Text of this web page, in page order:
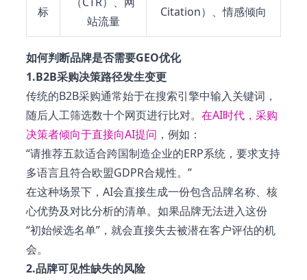
标
站流量
Citation）、情感倾向
如何判断品牌是否需要GEO优化
1.B2B采购决策路径发生变更
传统的B2B采购通常始于在搜索引擎中输入关键词，
随后人工筛选数十个网页进行比对。 在AI时代，采购
决策者倾向于直接向AI提问 ，例如：
“请推荐五款适合跨国制造企业的ERP系统，要求支持
多语言且符合欧盟GDPR合规性。”
在这种场景下，AI会直接生成一份包含品牌名称、核
心优势及对比分析的清单。如果品牌无法进入这份
“初始候选名单”，就会直接失去被潜在客户评估的机
会。
2.品牌可见性缺失的风险